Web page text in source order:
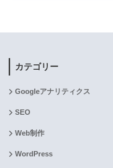
カテゴリー
Googleアナリティクス
SEO
Web制作
WordPress